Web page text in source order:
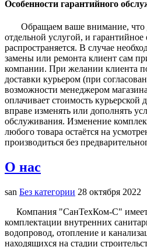
Особенности гарантийного
Обращаем ваше внимание, что
отдельной услугой, и
распространяется. В случае
замены или ремонта клиент сам
компании. При желании клиента
доставки курьером (при
возможности менеджером
оплачивает стоимость курьерской
вправе изменять или дополнять
обслуживания. Изменение
любого товара остаётся на
производиться без
О нас
san Без категории 28 октября 2022
Компания "СанТехКом-С"
комплектации внутренних
водопровод, отопление и
находящихся на стадии